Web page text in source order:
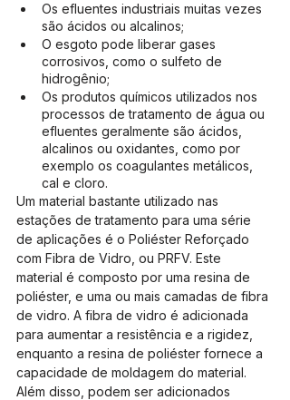
Os efluentes industriais muitas vezes
são ácidos ou alcalinos;
O esgoto pode liberar gases
corrosivos, como o sulfeto de
hidrogênio;
Os produtos químicos utilizados nos
processos de tratamento de água ou
efluentes geralmente são ácidos,
alcalinos ou oxidantes, como por
exemplo os coagulantes metálicos,
cal e cloro.
Um material bastante utilizado nas
estações de tratamento para uma série
de aplicações é o Poliéster Reforçado
com Fibra de Vidro, ou PRFV. Este
material é composto por uma resina de
poliéster, e uma ou mais camadas de fibra
de vidro. A fibra de vidro é adicionada
para aumentar a resistência e a rigidez,
enquanto a resina de poliéster fornece a
capacidade de moldagem do material.
Além disso, podem ser adicionados